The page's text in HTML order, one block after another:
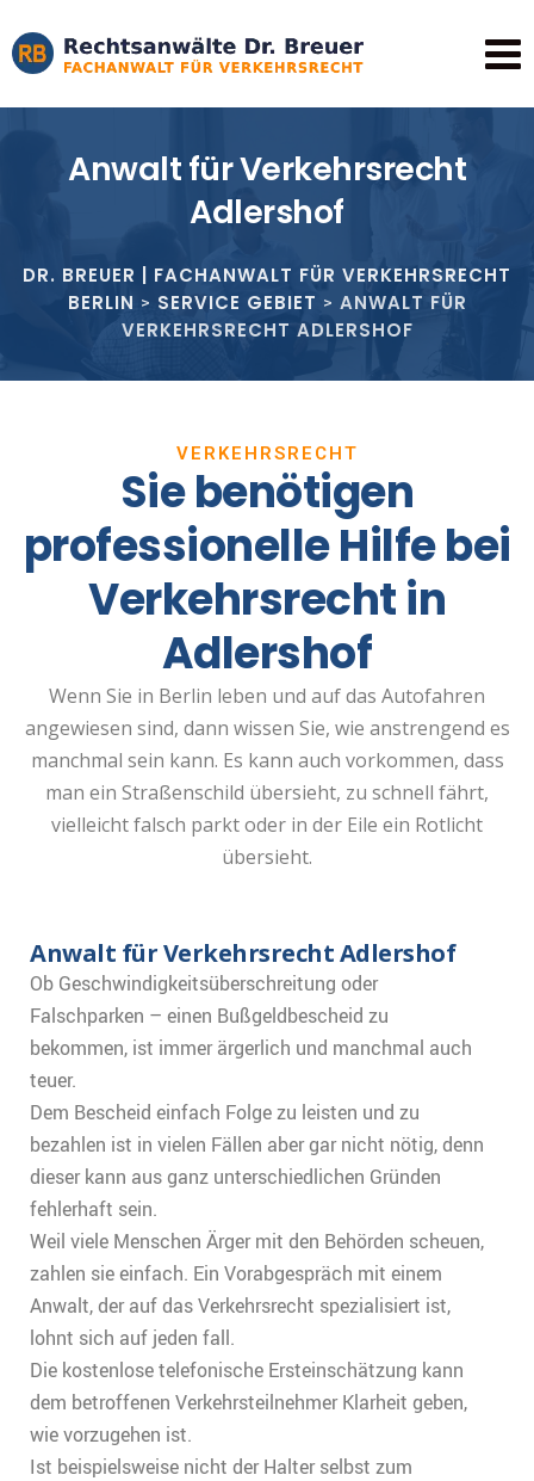
Anwalt für Verkehrsrecht
Adlershof
DR. BREUER | FACHANWALT FÜR VERKEHRSRECHT
BERLIN > SERVICE GEBIET > ANWALT FÜR
VERKEHRSRECHT ADLERSHOF
VERKEHRSRECHT
Sie benötigen
professionelle Hilfe bei
Verkehrsrecht in
Adlershof
Wenn Sie in Berlin leben und auf das Autofahren
angewiesen sind, dann wissen Sie, wie anstrengend es
manchmal sein kann. Es kann auch vorkommen, dass
man ein Straßenschild übersieht, zu schnell fährt,
vielleicht falsch parkt oder in der Eile ein Rotlicht
übersieht.
Anwalt für Verkehrsrecht Adlershof
Ob Geschwindigkeitsüberschreitung oder
Falschparken – einen Bußgeldbescheid zu
bekommen, ist immer ärgerlich und manchmal auch
teuer.
Dem Bescheid einfach Folge zu leisten und zu
bezahlen ist in vielen Fällen aber gar nicht nötig, denn
dieser kann aus ganz unterschiedlichen Gründen
fehlerhaft sein.
Weil viele Menschen Ärger mit den Behörden scheuen,
zahlen sie einfach. Ein Vorabgespräch mit einem
Anwalt, der auf das Verkehrsrecht spezialisiert ist,
lohnt sich auf jeden fall.
Die kostenlose telefonische Ersteinschätzung kann
dem betroffenen Verkehrsteilnehmer Klarheit geben,
wie vorzugehen ist.
Ist beispielsweise nicht der Halter selbst zum